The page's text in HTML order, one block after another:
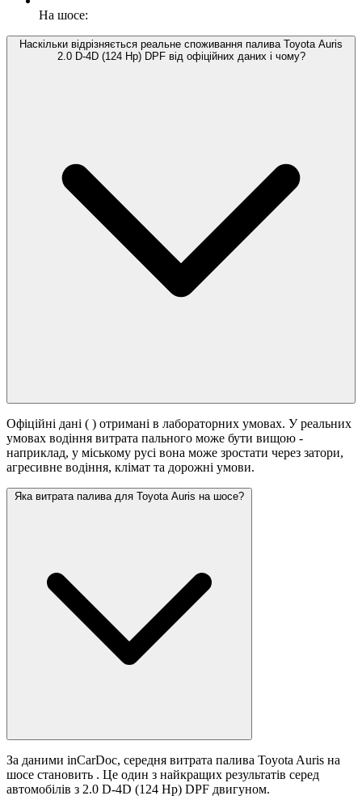
На шосе:
Наскільки відрізняється реальне споживання палива Toyota Auris
2.0 D-4D (124 Hp) DPF від офіційних даних і чому?
Офіційні дані ( ) отримані в лабораторних умовах. У реальних
умовах водіння витрата пального може бути вищою -
наприклад, у міському русі вона може зростати через затори,
агресивне водіння, клімат та дорожні умови.
Яка витрата палива для Toyota Auris на шосе?
За даними inCarDoc, середня витрата палива Toyota Auris на
шосе становить . Це один з найкращих результатів серед
автомобілів з 2.0 D-4D (124 Hp) DPF двигуном.